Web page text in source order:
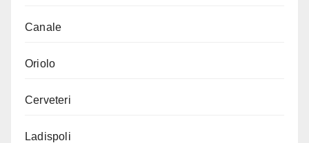
Canale
Oriolo
Cerveteri
Ladispoli